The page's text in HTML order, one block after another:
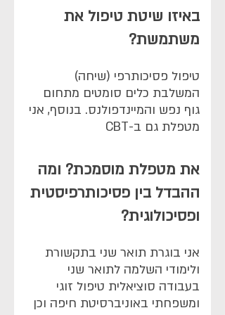
באיזו שיטת טיפול את
משתמשת?
טיפול פסיכותרפי (שיחה)
המשלבת כלים סומטים מתחום
גוף נפש והמיינדפולנס. בנוסף, אני
מטפלת גם ב-CBT
את מטפלת מוסמכת? ומה
ההבדל בין פסיכותרפיסטית
ופסיכולוגית?
אני בוגרת תואר שני בתקשורת
ולימודי השלמה לתואר שני
בעבודה סוציאלית טיפול זוגי
ומשפחתי באוניברסיטת חיפה וכן